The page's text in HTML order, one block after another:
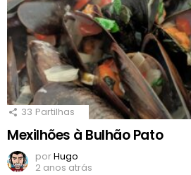
33 Partilhas
Mexilhões à Bulhão Pato
porHugo
2 anos atrás